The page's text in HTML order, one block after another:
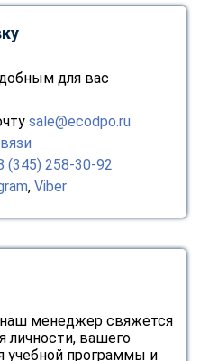
для вас
sale@ecodpo.ru
(345) 258-30-92
, Viber
наш менеджер свяжется
личности, вашего
учебной программы и